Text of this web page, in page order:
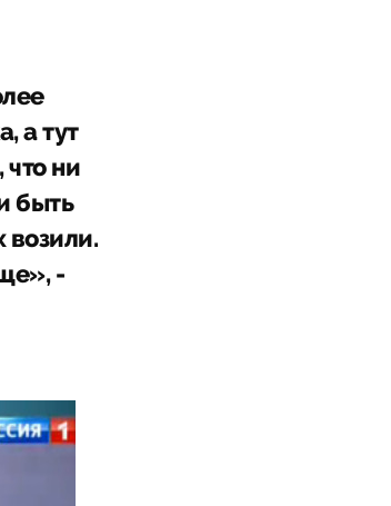
а тут
что ни
быть
возили.
-